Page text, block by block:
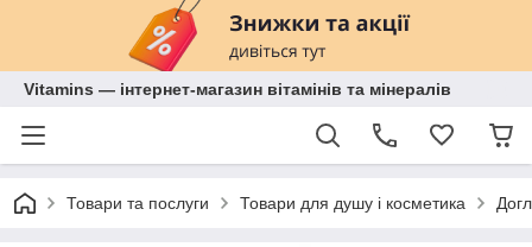
Vitamins — інтернет-магазин вітамінів та мінералів
Товари та послуги Товари для душу і косметика